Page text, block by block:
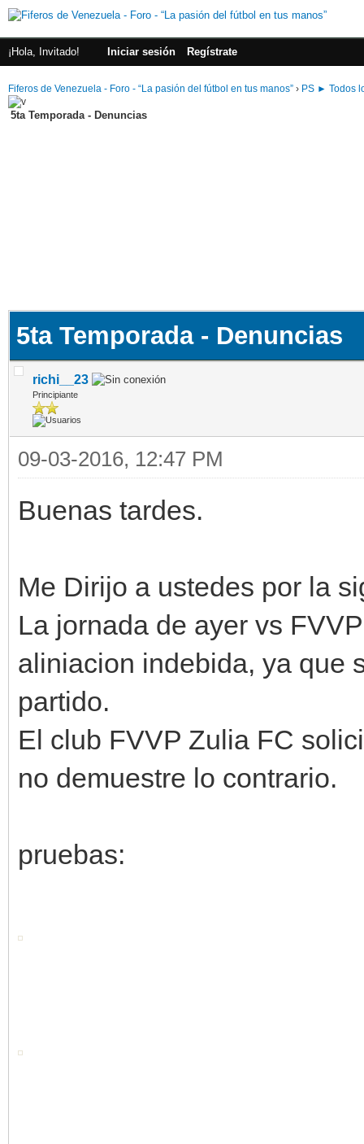
¡Hola, Invitado! Iniciar sesión Regístrate
Fiferos de Venezuela - Foro - “La pasión del fútbol en tus manos” › PS ► Todos
5ta Temporada - Denuncias
5ta Temporada - Denuncias
richi__23
Principiante
09-03-2016, 12:47 PM
Buenas tardes.
Me Dirijo a ustedes por la
La jornada de ayer vs
aliniacion indebida, ya que
partido.
El club FVVP Zulia FC
no demuestre lo contrario.
pruebas: